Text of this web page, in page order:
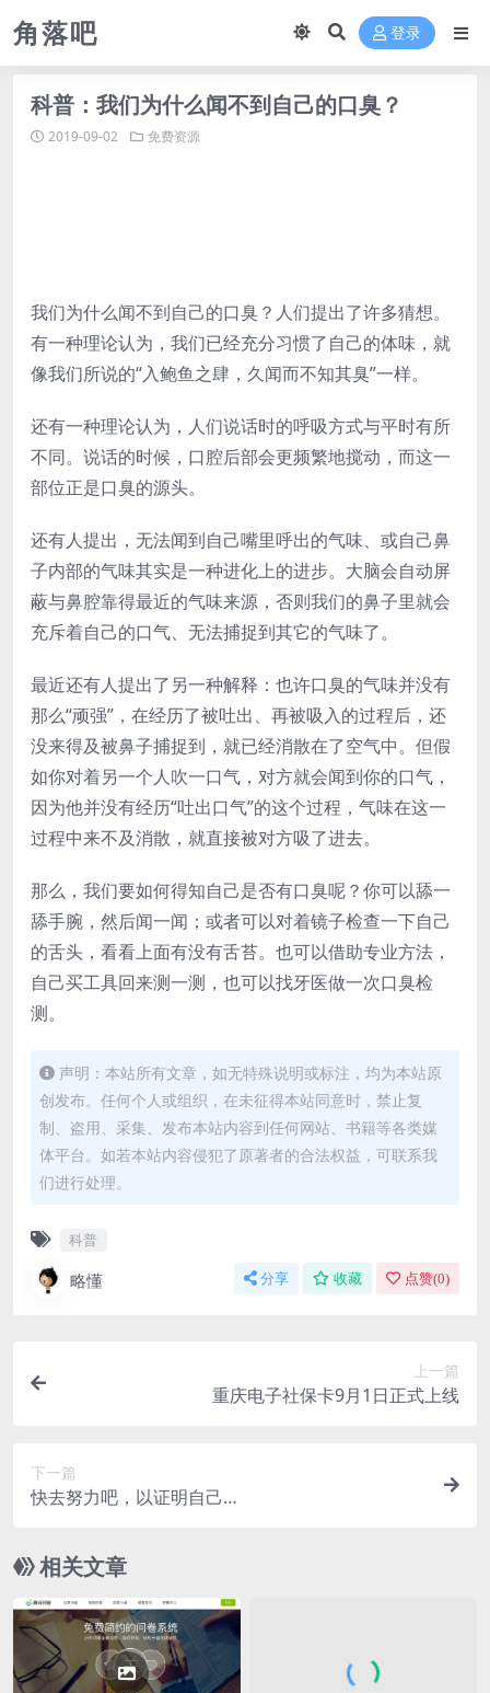
角落吧 登录
科普：我们为什么闻不到自己的口臭？
2019-09-02 免费资源
我们为什么闻不到自己的口臭？人们提出了许多猜想。
有一种理论认为，我们已经充分习惯了自己的体味，就
像我们所说的“入鲍鱼之肆，久闻而不知其臭”一样。
还有一种理论认为，人们说话时的呼吸方式与平时有所
不同。说话的时候，口腔后部会更频繁地搅动，而这一
部位正是口臭的源头。
还有人提出，无法闻到自己嘴里呼出的气味、或自己鼻
子内部的气味其实是一种进化上的进步。大脑会自动屏
蔽与鼻腔靠得最近的气味来源，否则我们的鼻子里就会
充斥着自己的口气、无法捕捉到其它的气味了。
最近还有人提出了另一种解释：也许口臭的气味并没有
那么“顽强”，在经历了被吐出、再被吸入的过程后，还
没来得及被鼻子捕捉到，就已经消散在了空气中。但假
如你对着另一个人吹一口气，对方就会闻到你的口气，
因为他并没有经历“吐出口气”的这个过程，气味在这一
过程中来不及消散，就直接被对方吸了进去。
那么，我们要如何得知自己是否有口臭呢？你可以舔一
舔手腕，然后闻一闻；或者可以对着镜子检查一下自己
的舌头，看看上面有没有舌苔。也可以借助专业方法，
自己买工具回来测一测，也可以找牙医做一次口臭检
测。
声明：本站所有文章，如无特殊说明或标注，均为本站原
创发布。任何个人或组织，在未征得本站同意时，禁止复
制、盗用、采集、发布本站内容到任何网站、书籍等各类媒
体平台。如若本站内容侵犯了原著者的合法权益，可联系我
们进行处理。
科普
略懂 分享 收藏 点赞(0)
上一篇
重庆电子社保卡9月1日正式上线
下一篇
快去努力吧，以证明自己…
相关文章